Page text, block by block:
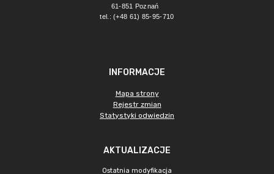
61-851 Poznań
tel.: (+48 61) 85-95-710
INFORMACJE
Mapa strony
Rejestr zmian
Statystyki odwiedzin
AKTUALIZACJE
Ostatnia modyfikacja